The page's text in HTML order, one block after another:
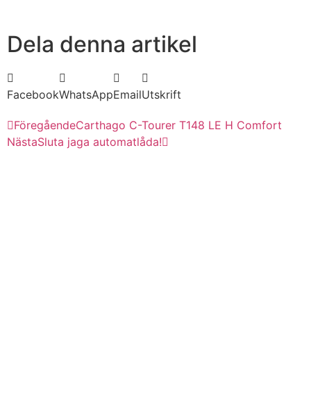
Dela denna artikel
FacebookWhatsAppEmailUtskrift
FöregåendeCarthago C-Tourer T148 LE H Comfort
NästaSluta jaga automatlåda!